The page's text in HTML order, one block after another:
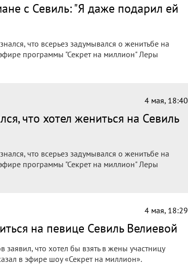
с Севиль: "Я даже подарил ей
что всерьез задумывался о женитьбе на
программы "Секрет на миллион" Леры
4 мая, 18:40
что хотел жениться на Севиль
что всерьез задумывался о женитьбе на
программы "Секрет на миллион" Леры
4 мая, 18:29
на певице Севиль Велиевой
что хотел бы взять в жены участницу
в эфире шоу «Секрет на миллион».